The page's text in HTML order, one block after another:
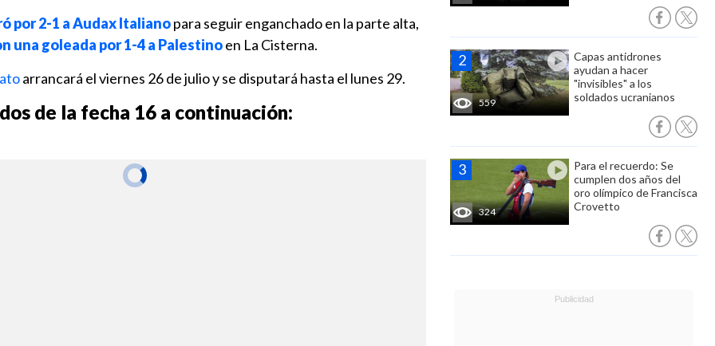
559
Capas antidrones
ayudan a hacer
"invisibles" a los
soldados ucranianos
324
Para el recuerdo: Se
cumplen dos años del
oro olímpico de Francisca
Crovetto
por 2-1 a Audax Italianopara seguir enganchado en la parte alta,
una goleada por 1-4 a Palestinoen La Cisterna.
arrancará el viernes 26 de julio y se disputará hasta el lunes 29.
de la fecha 16 a continuación: